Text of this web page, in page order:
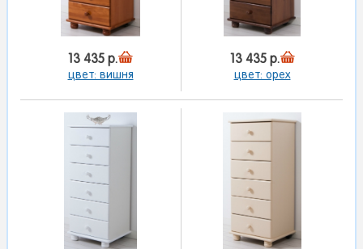
13 435 р.
цвет: вишня
13 435 р.
цвет: орех